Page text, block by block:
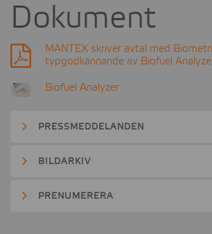
Dokument
MANTEX skriver avtal med
typgodkännande av Biofuel
Biofuel Analyzer
PRESSMEDDELANDEN
BILDARKIV
PRENUMERERA